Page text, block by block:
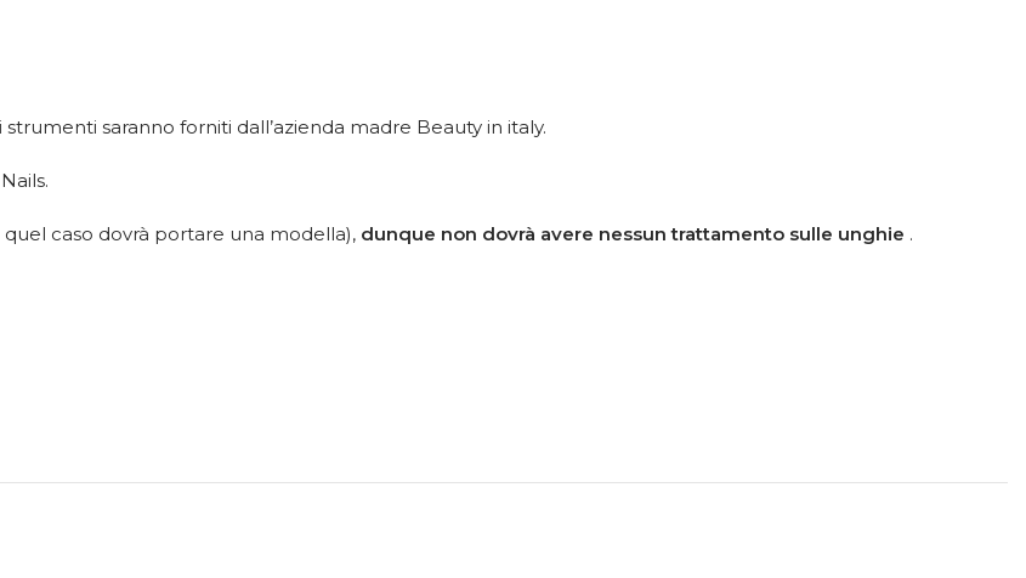
saranno forniti dall’azienda madre Beauty in italy.
quel caso dovrà portare una modella), dunque non dovrà avere nessun trattamento sulle unghie .